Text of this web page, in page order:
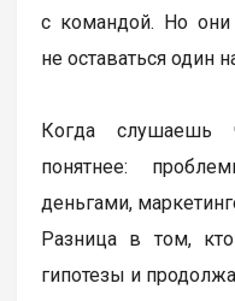
с командой. Но
не оставаться один
Когда слушаешь
понятнее:
деньгами,
Разница в том,
гипотезы и